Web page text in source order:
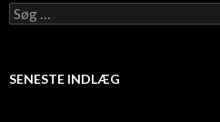
Søg
efter:
SENESTE INDLÆG